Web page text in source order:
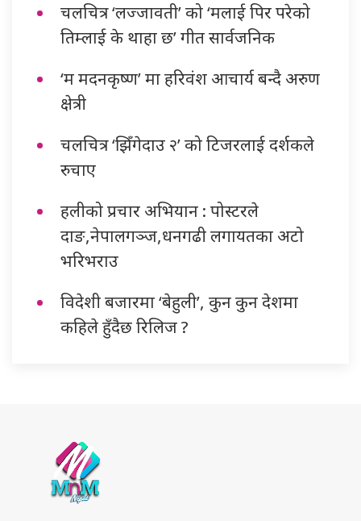
चलचित्र ‘लज्जावती’ को ‘मलाई पिर परेको
तिम्लाई के थाहा छ’ गीत सार्वजनिक
‘म मदनकृष्ण’ मा हरिवंश आचार्य बन्दै अरुण
क्षेत्री
चलचित्र ‘झिँगेदाउ २’ को टिजरलाई दर्शकले
रुचाए
हलीको प्रचार अभियान : पोस्टरले
दाङ,नेपालगञ्ज,धनगढी लगायतका अटो
भरिभराउ
विदेशी बजारमा ‘बेहुली’, कुन कुन देशमा
कहिले हुँदैछ रिलिज ?